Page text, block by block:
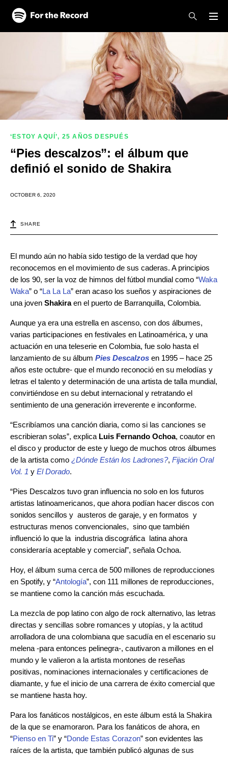
Skip to main content
Skip to footer
‘ESTOY AQUÍ’, 25 AÑOS DESPUÉS
“Pies descalzos”: el álbum que
definió el sonido de Shakira
OCTOBER 6, 2020
SHARE
El mundo aún no había sido testigo de la verdad que hoy
reconocemos en el movimiento de sus caderas. A principios
de los 90, ser la voz de himnos del fútbol mundial como “Waka
Waka” o “La La La” eran acaso los sueños y aspiraciones de
una joven Shakiraen el puerto de Barranquilla, Colombia.
Aunque ya era una estrella en ascenso, con dos álbumes,
varias participaciones en festivales en Latinoamérica, y una
actuación en una teleserie en Colombia, fue solo hasta el
lanzamiento de su álbum Pies Descalzos en 1995 – hace 25
años este octubre- que el mundo reconoció en su melodías y
letras el talento y determinación de una artista de talla mundial,
convirtiéndose en su debut internacional y retratando el
sentimiento de una generación irreverente e inconforme.
“Escribíamos una canción diaria, como si las canciones se
escribieran solas”, explica Luis Fernando Ochoa, coautor en
el disco y productor de este y luego de muchos otros álbumes
de la artista como ¿Dónde Están los Ladrones?, Fijación Oral
Vol. 1 y El Dorado.
“Pies Descalzos tuvo gran influencia no solo en los futuros
artistas latinoamericanos, que ahora podían hacer discos con
sonidos sencillos y austeros de garaje, y en formatos y
estructuras menos convencionales, sino que también
influenció lo que la industria discográfica latina ahora
consideraría aceptable y comercial”, señala Ochoa.
Hoy, el álbum suma cerca de 500 millones de reproducciones
en Spotify, y “Antología”, con 111 millones de reproducciones,
se mantiene como la canción más escuchada.
La mezcla de pop latino con algo de rock alternativo, las letras
directas y sencillas sobre romances y utopías, y la actitud
arrolladora de una colombiana que sacudía en el escenario su
melena -para entonces pelinegra-, cautivaron a millones en el
mundo y le valieron a la artista montones de reseñas
positivas, nominaciones internacionales y certificaciones de
diamante, y fue el inicio de una carrera de éxito comercial que
se mantiene hasta hoy.
Para los fanáticos nostálgicos, en este álbum está la Shakira
de la que se enamoraron. Para los fanáticos de ahora, en
“Pienso en Ti” y “Donde Estas Corazon” son evidentes las
raíces de la artista, que también publicó algunas de sus